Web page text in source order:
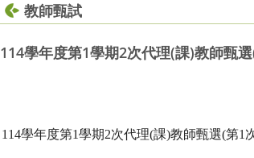
教師甄試
114學年度第1學期2次代理(課)教師甄
114學年度第1學期2次代理(課)教師甄選(第1